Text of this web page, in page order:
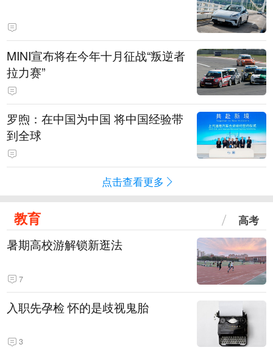
MINI宣布将在今年十月征战“叛逆者
拉力赛”
罗煦：在中国为中国 将中国经验带
到全球
点击查看更多
教育 高考
暑期高校游解锁新逛法
7
入职先孕检 怀的是歧视鬼胎
3